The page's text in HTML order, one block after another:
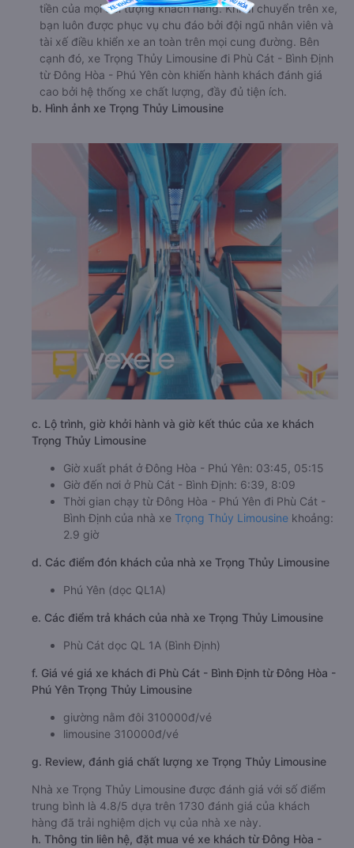
tiền của mọi đối tượng khách hàng. Khi di chuyển trên xe,
bạn luôn được phục vụ chu đáo bởi đội ngũ nhân viên và
tài xế điều khiển xe an toàn trên mọi cung đường. Bên
cạnh đó, xe Trọng Thủy Limousine đi Phù Cát - Bình Định
từ Đông Hòa - Phú Yên còn khiến hành khách đánh giá
cao bởi hệ thống xe chất lượng, đầy đủ tiện ích.
b. Hình ảnh xe Trọng Thủy Limousine
c. Lộ trình, giờ khởi hành và giờ kết thúc của xe khách
Trọng Thủy Limousine
Giờ xuất phát ở Đông Hòa - Phú Yên: 03:45, 05:15
Giờ đến nơi ở Phù Cát - Bình Định: 6:39, 8:09
Thời gian chạy từ Đông Hòa - Phú Yên đi Phù Cát -
Bình Định của nhà xe Trọng Thủy Limousine khoảng:
2.9 giờ
d. Các điểm đón khách của nhà xe Trọng Thủy Limousine
Phú Yên (dọc QL1A)
e. Các điểm trả khách của nhà xe Trọng Thủy Limousine
Phù Cát dọc QL 1A (Bình Định)
f. Giá vé giá xe khách đi Phù Cát - Bình Định từ Đông Hòa -
Phú Yên Trọng Thủy Limousine
giường nằm đôi 310000đ/vé
limousine 310000đ/vé
g. Review, đánh giá chất lượng xe Trọng Thủy Limousine
Nhà xe Trọng Thủy Limousine được đánh giá với số điểm
trung bình là 4.8/5 dựa trên 1730 đánh giá của khách
hàng đã trải nghiệm dịch vụ của nhà xe này.
h. Thông tin liên hệ, đặt mua vé xe khách từ Đông Hòa -